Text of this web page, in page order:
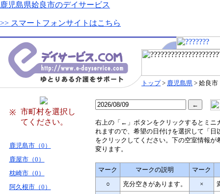
鹿児島県姶良市のデイサービス
>> スマートフォンサイトはこちら
トップ> 鹿児島県 > 姶良市
※
市町村を選択し
てください。
鹿児島市（0）
鹿屋市（0）
枕崎市（0）
阿久根市（0）
右上の「←」ボタンをクリックするとミニ
れますので、希望の日付けを選択して「日
をクリックしてください。下の空室情報が
変ります。
マーク マークの説明
マーク
○
充分空きがあります。 ×